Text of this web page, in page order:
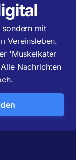
mit
Vereinsleben.
'Muskelkater
Nachrichten